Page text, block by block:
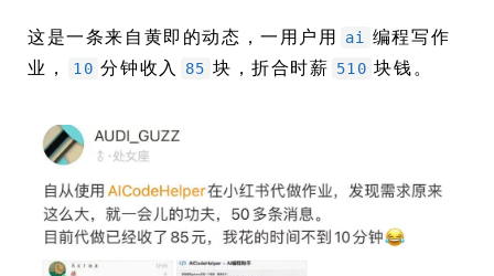
这是一条来自黄即的动态，一用户用 ai
编程写作
业，
10 分钟收入 85 块，折合时薪 510 块钱。